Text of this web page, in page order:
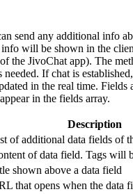
send any additional info
will be shown in the
the JivoChat app). The
needed. If chat is
in the real time. Fields
in the fields array.
Description
of additional data fields of
of data field. Tags will
shown above a data field
that opens when the data